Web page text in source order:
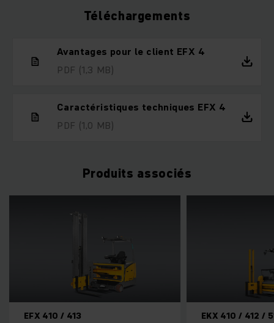
Téléchargements
Avantages pour le client EFX 4
PDF (1,3 MB)
Caractéristiques techniques EFX 4
PDF (1,0 MB)
Produits associés
EKX 410 / 412 / 514 / 516k / 516